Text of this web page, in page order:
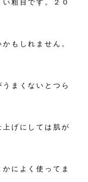
粗目です。２０
もしれません。
まくないとつら
げにしては肌が
によく使ってま